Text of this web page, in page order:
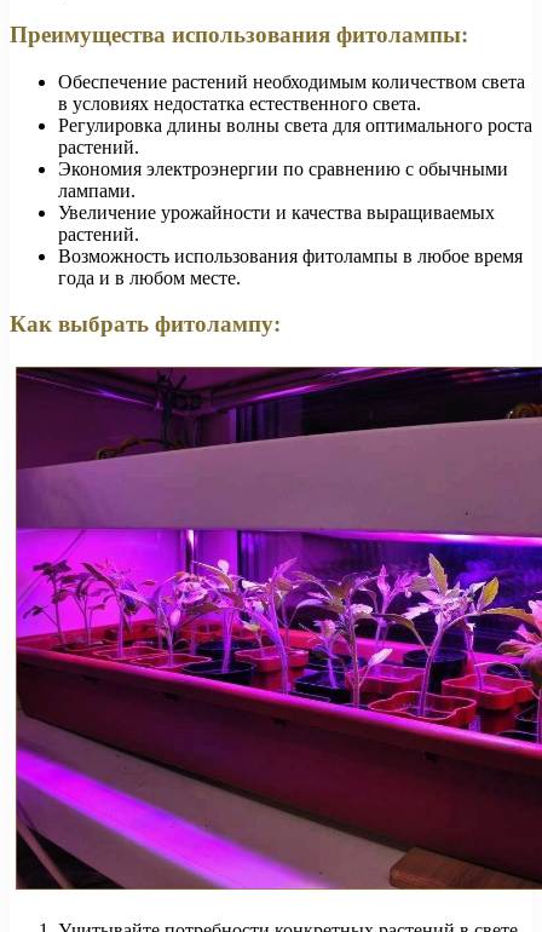
Преимущества использования фитолампы:
Обеспечение растений необходимым количеством света
в условиях недостатка естественного света.
Регулировка длины волны света для оптимального роста
растений.
Экономия электроэнергии по сравнению с обычными
лампами.
Увеличение урожайности и качества выращиваемых
растений.
Возможность использования фитолампы в любое время
года и в любом месте.
Как выбрать фитолампу: